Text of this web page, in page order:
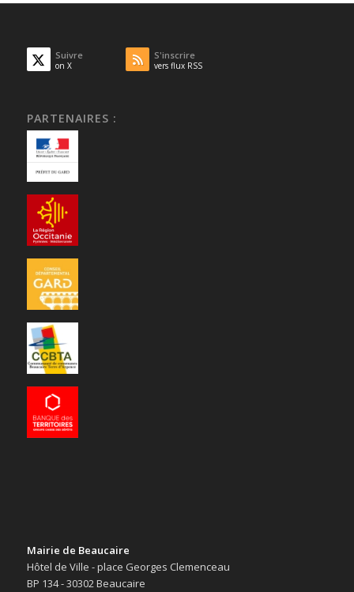
Suivre
on X
S'inscrire
vers flux RSS
PARTENAIRES :
Mairie de Beaucaire
Hôtel de Ville - place Georges Clemenceau
BP 134 - 30302 Beaucaire